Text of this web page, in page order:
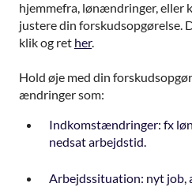
hjemmefra, lønændringer, eller
justere din forskudsopgørelse.
klik og ret her.
Hold øje med din
ændringer som:
Indkomstændringer: fx
nedsat arbejdstid.
Arbejdssituation: nyt